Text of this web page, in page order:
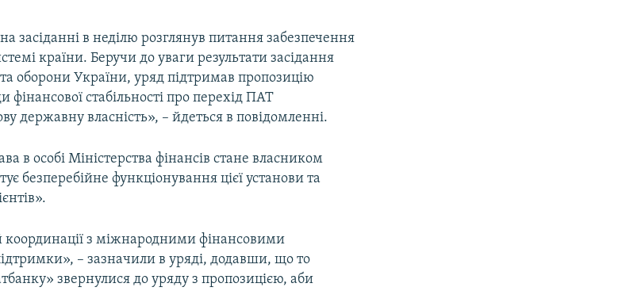
засіданні в неділю розглянув питання забезпечення
країни. Беручи до уваги результати засідання
оборони України, уряд підтримав пропозицію
фінансової стабільності про перехід ПАТ
державну власність», – йдеться в повідомленні.
в особі Міністерства фінансів стане власником
безперебійне функціонування цієї установи та
координації з міжнародними фінансовими
– зазначили в уряді, додавши, що то
звернулися до уряду з пропозицією, аби